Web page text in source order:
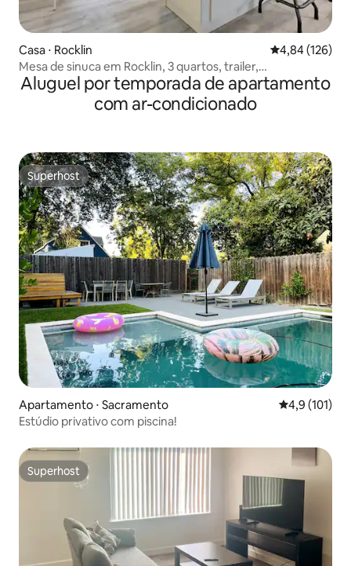
Casa ⋅ Rocklin 4,84 de uma
4,84 (126)
Mesa de sinuca em Rocklin, 3 quartos, trailer,
estacionamento
Aluguel por temporada de apartamento
com ar-condicionado
Superhost
Superhost
Apartamento ⋅ Sacramento 4,9 de uma
4,9 (101)
Estúdio privativo com piscina!
Superhost
Superhost